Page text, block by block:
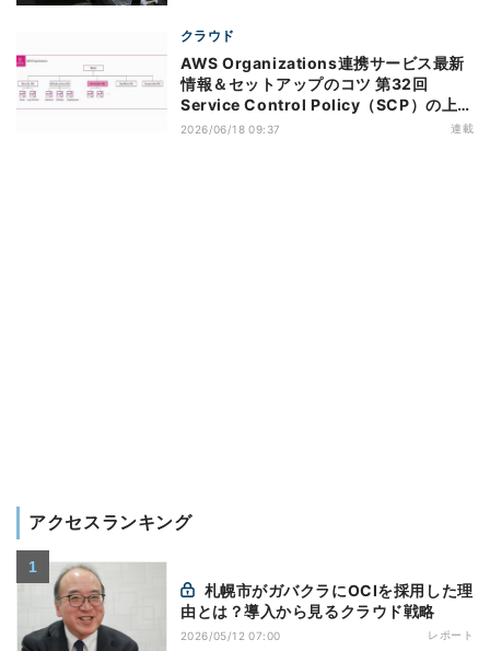
クラウド
AWS Organizations連携サービス最新
情報＆セットアップのコツ 第32回
Service Control Policy（SCP）の上限
緩和のアップデートがもたらすメリット
2026/06/18 09:37 連載
アクセスランキング
由とは？導入から見るクラウド戦略
2026/05/12 07:00 レポート